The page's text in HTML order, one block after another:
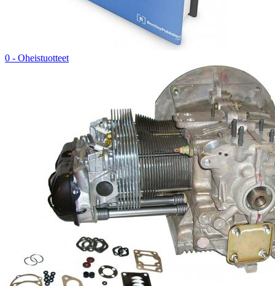
0 - Oheistuotteet